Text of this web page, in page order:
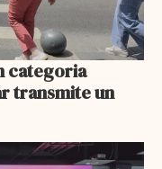
categoria
transmite un